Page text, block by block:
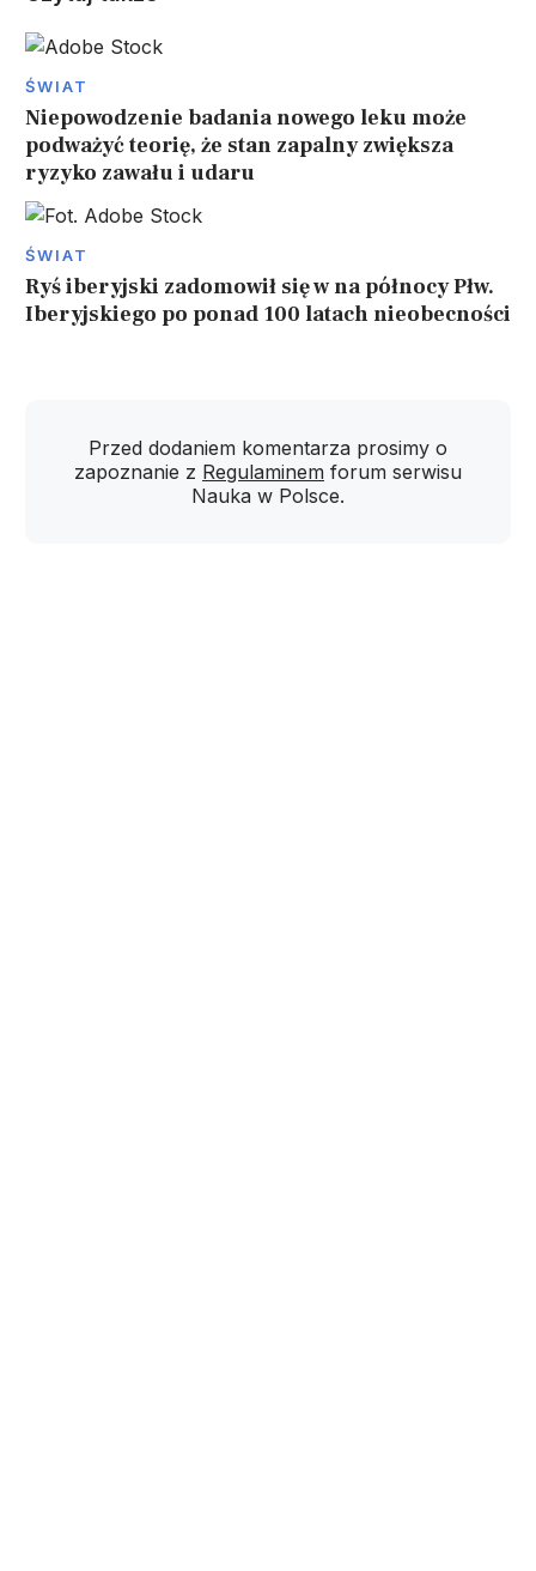
ŚWIAT
Niepowodzenie badania nowego leku może
podważyć teorię, że stan zapalny zwiększa
ryzyko zawału i udaru
ŚWIAT
Ryś iberyjski zadomowił się w na północy Płw.
Iberyjskiego po ponad 100 latach nieobecności
Przed dodaniem komentarza prosimy o
zapoznanie z Regulaminem forum serwisu
Nauka w Polsce.